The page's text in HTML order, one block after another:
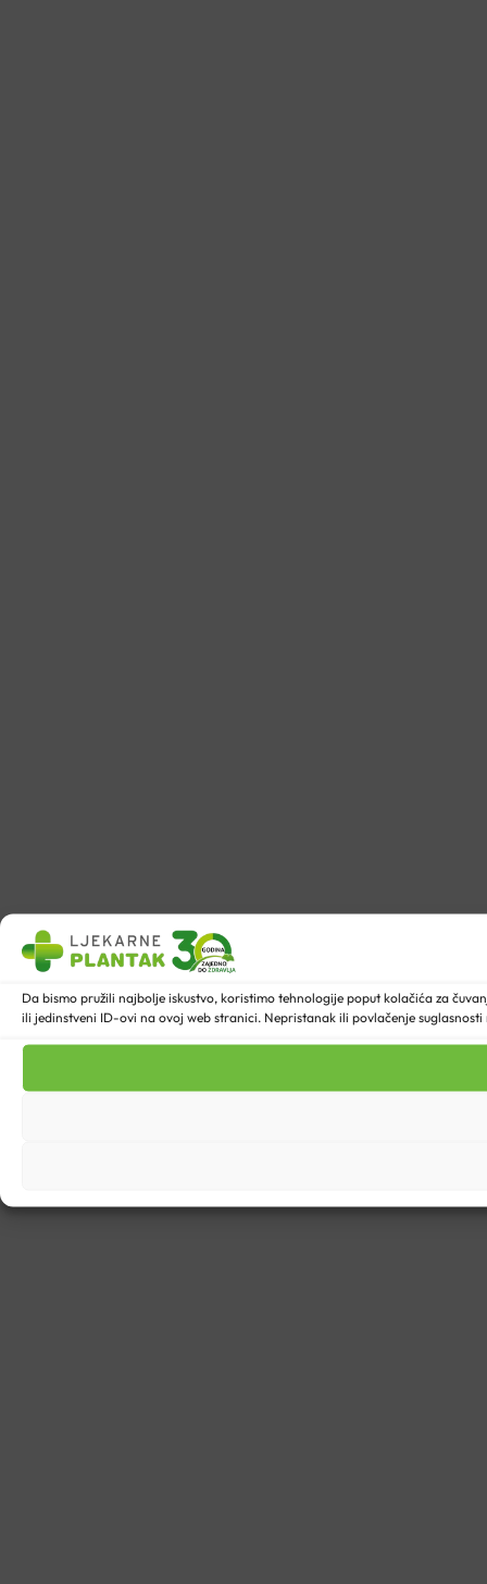
Da bismo pružili najbolje iskustvo, koristimo tehnologije poput kolačića za
ili jedinstveni ID-ovi na ovoj web stranici. Nepristanak ili povlačenje